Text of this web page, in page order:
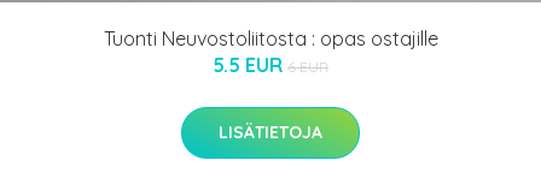
Tuonti Neuvostoliitosta : opas ostajille
5.5 EUR 6 EUR
LISÄTIETOJA